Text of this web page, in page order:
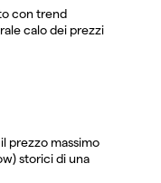
con trend
calo dei prezzi
prezzo massimo
storici di una